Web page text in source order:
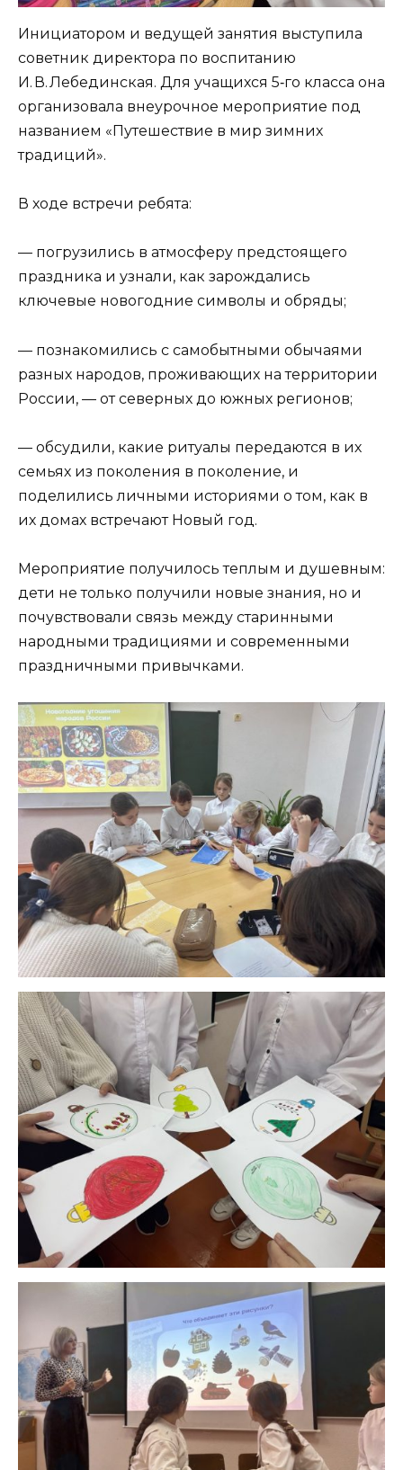
Инициатором и ведущей занятия выступила
советник директора по воспитанию
И. В. Лебединская. Для учащихся 5‑го класса она
организовала внеурочное мероприятие под
названием «Путешествие в мир зимних
традиций».
В ходе встречи ребята:
— погрузились в атмосферу предстоящего
праздника и узнали, как зарождались
ключевые новогодние символы и обряды;
— познакомились с самобытными обычаями
разных народов, проживающих на территории
России, — от северных до южных регионов;
— обсудили, какие ритуалы передаются в их
семьях из поколения в поколение, и
поделились личными историями о том, как в
их домах встречают Новый год.
Мероприятие получилось теплым и душевным:
дети не только получили новые знания, но и
почувствовали связь между старинными
народными традициями и современными
праздничными привычками.